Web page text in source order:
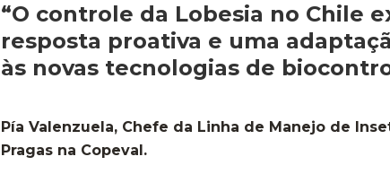
“O controle da Lobesia no Chile
resposta proativa e uma
às novas tecnologias de
Pía Valenzuela, Chefe da Linha de Manejo de
Pragas na Copeval.